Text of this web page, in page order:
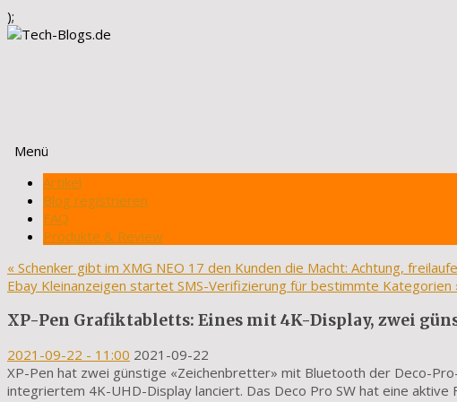
);
Menü
Zum
Inhalt
springen
Artikel
Blog registrieren
FAQ
Produkte & Review
« Schenker gibt im XMG NEO 17 den Kunden die Macht: Achtung,
Ebay Kleinanzeigen startet SMS-Verifizierung für bestimmte Kategorien
XP-Pen Grafiktabletts: Eines mit 4K-Display, zwei
2021-09-22 - 11:00 2021-09-22
XP-Pen hat zwei günstige «Zeichenbretter» mit Bluetooth der Deco-
integriertem 4K-UHD-Display lanciert. Das Deco Pro SW hat eine aktive